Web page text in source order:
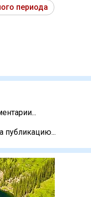
периода
публикацию...